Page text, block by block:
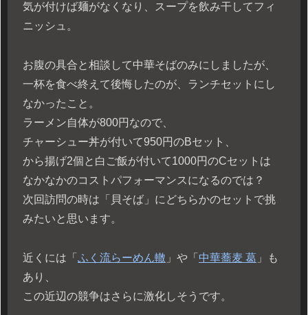
気が付けば麺がなくなり、スープを飲み干してフィ
ニッシュ。
お腹の具合と相談して中華そばのみにしましたが、
一杯を食べ終えて後悔したのが、ランチセットにし
なかったこと。
ラーメン自体が800円なので、
チャーシュー丼が付いて950円のBセット、
から揚げ2個と白ご飯が付いて1000円のCセットは
なかなかのコストパフォーマンスになるのでは？
次回訪問の時は「貝そば」にどちらかのセットで挑
みたいと思います。
近くには「 ふく流らーめん轍 」や「 中華蕎麦 葛 」も
あり、
この近辺の競争はさらに激化しそうです。